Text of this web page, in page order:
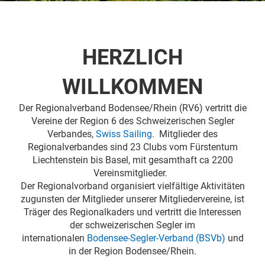
HERZLICH
WILLKOMMEN
Der Regionalverband Bodensee/Rhein (RV6) vertritt die
Vereine der Region 6 des Schweizerischen Segler
Verbandes, Swiss Sailing. Mitglieder des
Regionalverbandes sind 23 Clubs vom Fürstentum
Liechtenstein bis Basel, mit gesamthaft ca 2200
Vereinsmitglieder.
Der Regionalvorband organisiert vielfältige Aktivitäten
zugunsten der Mitglieder unserer Mitgliedervereine, ist
Träger des Regionalkaders und vertritt die Interessen
der schweizerischen Segler im
internationalen Bodensee-Segler-Verband (BSVb) und
in der Region Bodensee/Rhein.